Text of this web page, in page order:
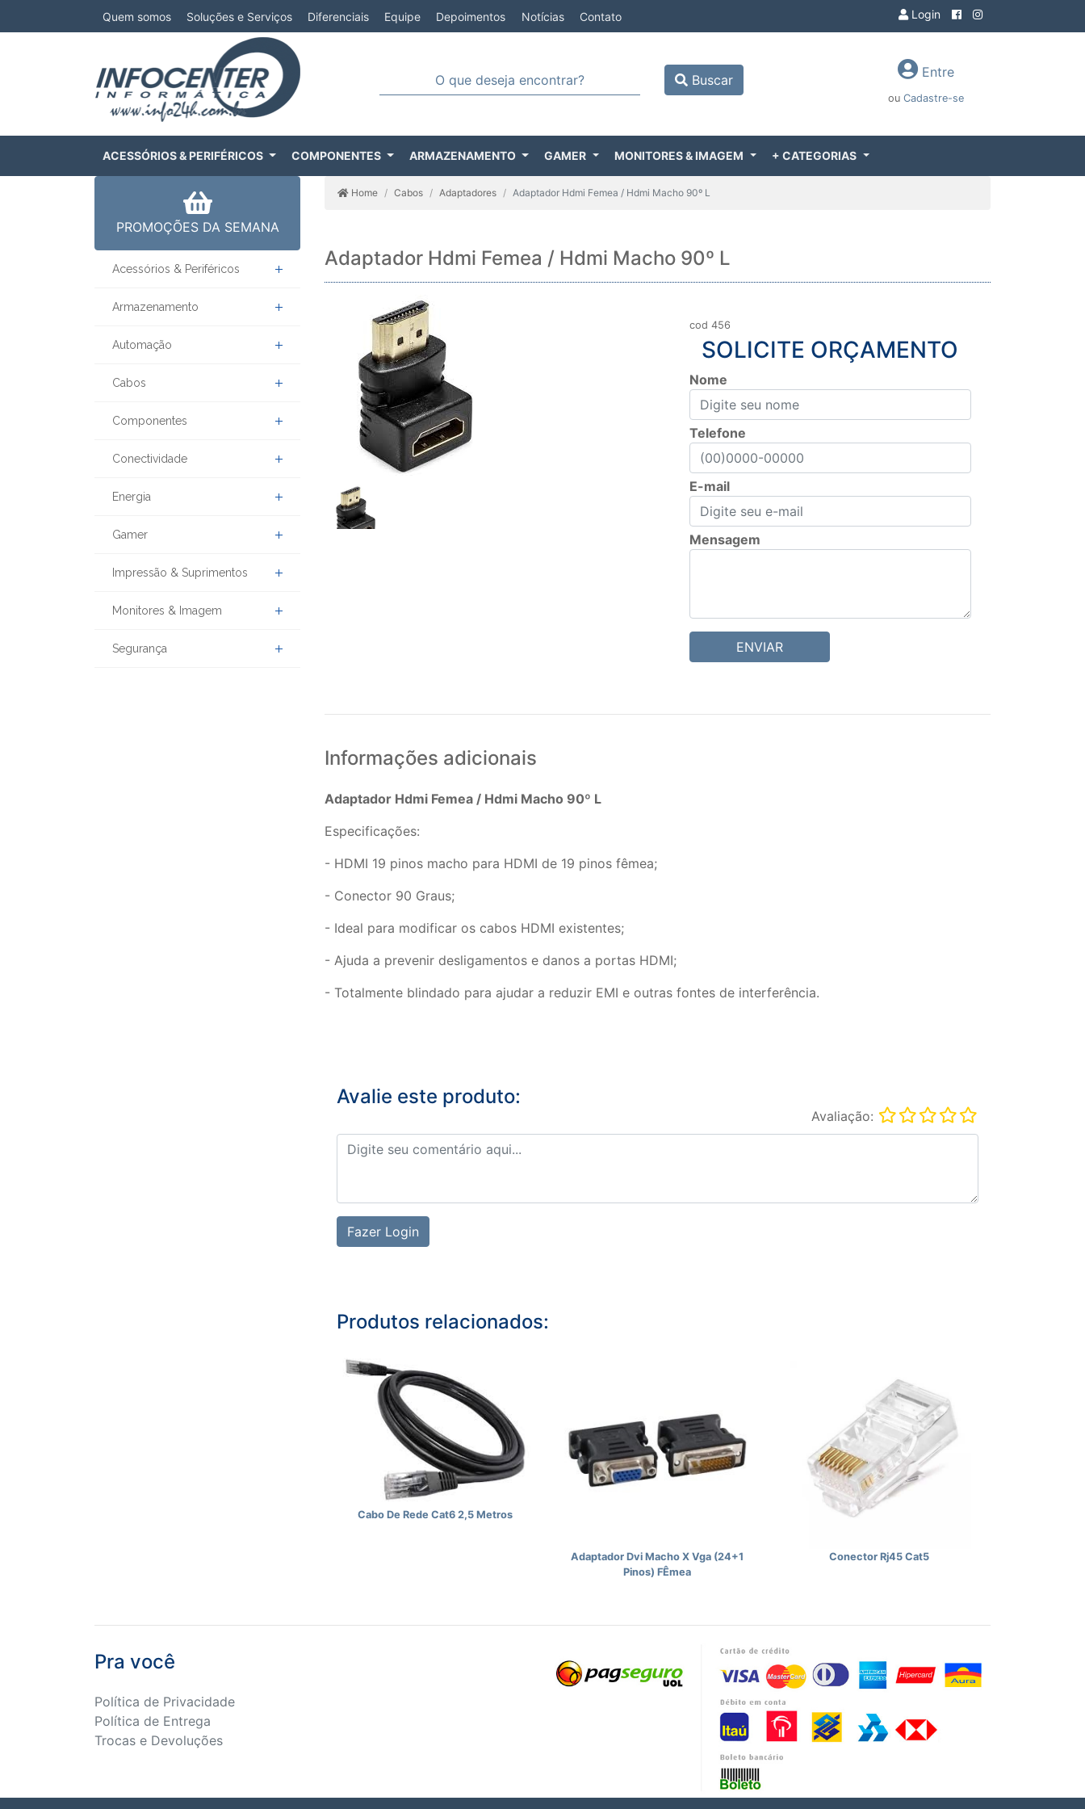
Quem somos Soluções e Serviços Diferenciais Equipe Depoimentos Notícias Contato Login
Buscar Entre
ou Cadastre-se
ACESSÓRIOS & PERIFÉRICOS COMPONENTES ARMAZENAMENTO GAMER MONITORES & IMAGEM + CATEGORIAS
PROMOÇÕES DA SEMANA
Acessórios & Periféricos
Armazenamento
Automação
Cabos
Componentes
Conectividade
Energia
Gamer
Impressão & Suprimentos
Monitores & Imagem
Segurança
Home Cabos Adaptadores Adaptador Hdmi Femea / Hdmi Macho 90º L
Adaptador Hdmi Femea / Hdmi Macho 90º L
cod 456
SOLICITE ORÇAMENTO
Nome
Telefone
E-mail
Mensagem
ENVIAR
Informações adicionais
Adaptador Hdmi Femea / Hdmi Macho 90º L
Especificações:
- HDMI 19 pinos macho para HDMI de 19 pinos fêmea;
- Conector 90 Graus;
- Ideal para modificar os cabos HDMI existentes;
- Ajuda a prevenir desligamentos e danos a portas HDMI;
- Totalmente blindado para ajudar a reduzir EMI e outras fontes de interferência.
Avalie este produto:
Avaliação:
Fazer Login
Produtos relacionados:
Cabo De Rede Cat6 2,5 Metros
Adaptador Dvi Macho X Vga (24+1
Pinos) FÊmea
Conector Rj45 Cat5
Pra você
Política de Privacidade
Política de Entrega
Trocas e Devoluções